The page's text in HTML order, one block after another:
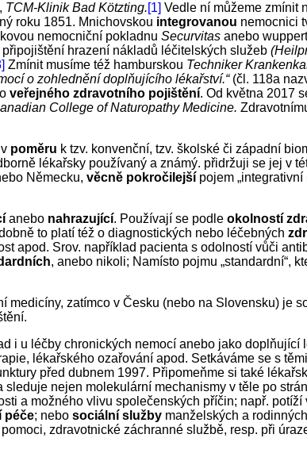
TCM-Klinik Bad Kötzting.[1] Vedle ní můžeme zmínit
roku 1851. Mnichovskou integrovanou nemocnici
nemocniční pokladnu Securvitas anebo
hrazení nákladů léčitelských služeb
Zmínit musíme též hamburskou Techniker
o zohlednění doplňujícího lékařství.“(čl. 118a
veřejného zdravotního pojištění. Od května 2017
College of Naturopathy Medicine.
v poměru k tzv. konvenční, tzv. školské či západní
lékařsky používaný a známý. přidržuji se jej v
Německu, věcně pokročilejší pojem „integrativní
anebo nahrazující. Používají se podle okolností
to platí též o diagnostických nebo léčebných
apod. Srov. například pacienta s odolností vůči
, anebo nikoli; Namísto pojmu „standardní“,
zatímco v Česku (nebo na Slovensku) je
i u léčby chronických nemocí anebo jako doplňující
lékařského ozařování apod. Setkáváme se s
před dubnem 1997. Připomeňme si také
sleduje nejen molekulární mechanismy v těle po
a možného vlivu společenských příčin; např. potíží
péče; nebo sociální služby manželských a
zdravotnické záchranné službě, resp. při